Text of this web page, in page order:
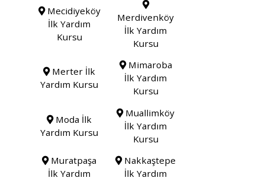
Mecidiyeköy
İlk Yardım
Kursu
Merdivenköy
İlk Yardım
Kursu
Merter İlk
Yardım Kursu
Mimaroba
İlk Yardım
Kursu
Moda İlk
Yardım Kursu
Muallimköy
İlk Yardım
Kursu
Muratpaşa
İlk Yardım
Nakkaştepe
İlk Yardım